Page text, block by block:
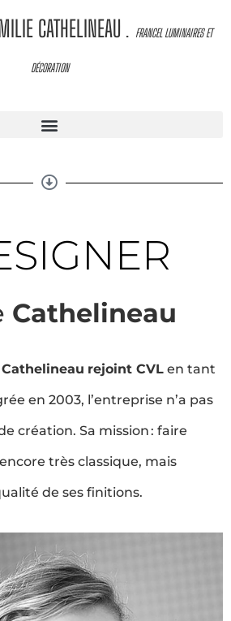
CATHELINEAU . FRANCEL LUMINAIRES ET
DÉCORATION
Cathelineau
rejoint CVL en tant
en 2003, l’entreprise n’a pas
création. Sa mission : faire
très classique, mais
de ses finitions.